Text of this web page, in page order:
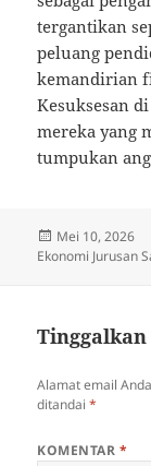
tergantikan
peluang
kemandirian
Kesuksesan
mereka yang
tumpukan
Diposkan
pada
Mei 10, 2026
Ekonomi Jurusan
Tinggalkan
Alamat email
ditandai*
KOMENTAR *